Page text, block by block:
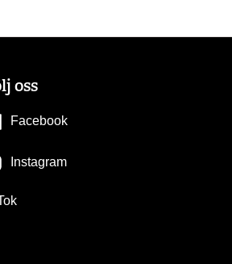
oss
Facebook
Instagram